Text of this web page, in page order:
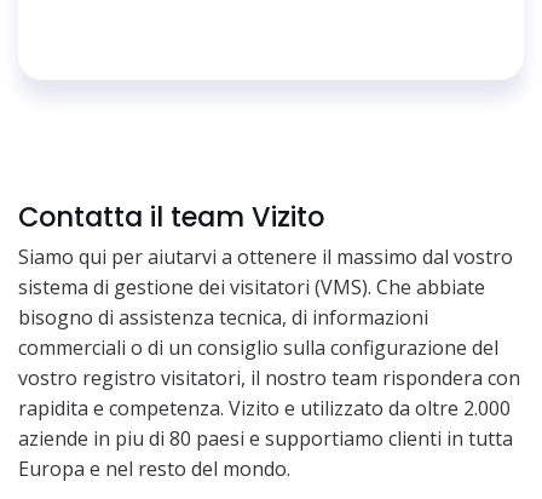
Contatta il team Vizito
Siamo qui per aiutarvi a ottenere il massimo dal vostro
sistema di gestione dei visitatori (VMS). Che abbiate
bisogno di assistenza tecnica, di informazioni
commerciali o di un consiglio sulla configurazione del
vostro registro visitatori, il nostro team rispondera con
rapidita e competenza. Vizito e utilizzato da oltre 2.000
aziende in piu di 80 paesi e supportiamo clienti in tutta
Europa e nel resto del mondo.